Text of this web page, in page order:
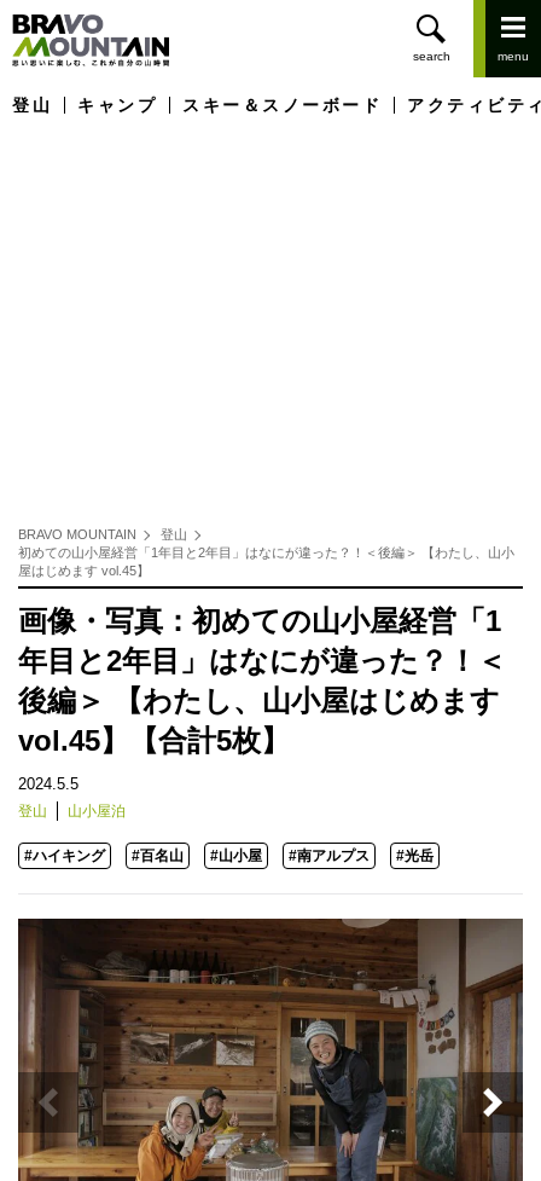
登山 キャンプ スキー＆スノーボード アクティビテ
BRAVO MOUNTAIN
登山
初めての山小屋経営「1年目と2年目」はなにが違った？！＜後編＞ 【わたし、山小
屋はじめます vol.45】
画像・写真：初めての山小屋経営「1
年目と2年目」はなにが違った？！＜
後編＞ 【わたし、山小屋はじめます
vol.45】【合計5枚】
2024.5.5
登山 山小屋泊
#ハイキング #百名山 #山小屋 #南アルプス #光岳